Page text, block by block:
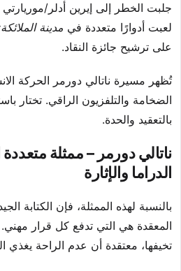
جلبت الخطر إلى إيرين أدلر/
لعبت أدوارًا متعددة في مدينة
على ترشيح جائزة النقاد.
تُظهر مسيرة ناتالي دورمر الحركة
الضخامة والتلفزيون الراقي. تختار
بالتعقيد والحدة.
ناتالي دورمر – ممثلة
الدراما والإثارة
بالنسبة لهذه الممثلة، فإن الكتابة
المعقدة هي التي تدفع كل قرار مهني.
تخيفها، معتقدة أن عدم الراحة يغذي